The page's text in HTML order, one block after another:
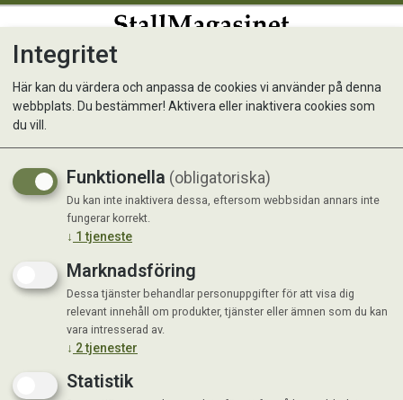
Säcktunnel 3 + 2m x 60cm
Integritet
Här kan du värdera och anpassa de cookies vi använder på denna
webbplats. Du bestämmer! Aktivera eller inaktivera cookies som
du vill.
Funktionella (obligatoriska)
Du kan inte inaktivera dessa, eftersom webbsidan annars inte
fungerar korrekt.
↓ 1 tjeneste
Marknadsföring
Dessa tjänster behandlar personuppgifter för att visa dig
relevant innehåll om produkter, tjänster eller ämnen som du kan
vara intresserad av.
↓ 2tjenester
Statistik